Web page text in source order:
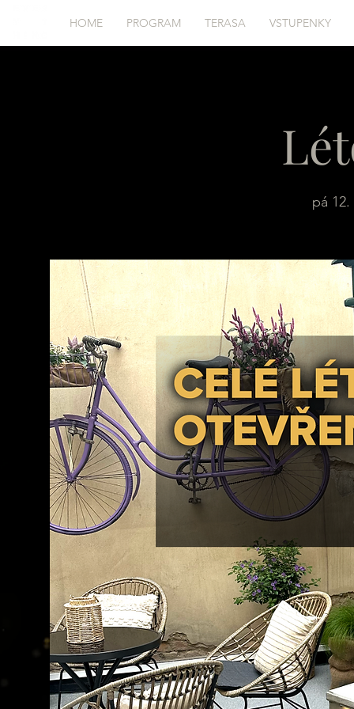
HOME PROGRAM TERASA VSTUPENKY
pá 12.